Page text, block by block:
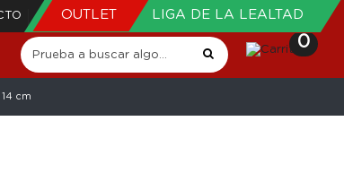
OUTLET LIGA DE LA LEALTAD
0
cm